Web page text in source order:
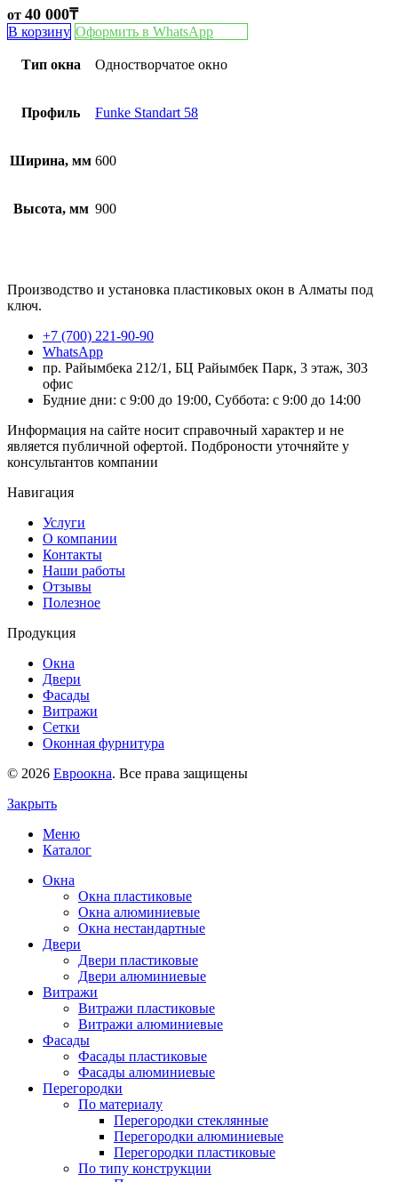
от 40 000₸
В корзину Оформить в WhatsApp
Тип окна Одностворчатое окно
Профиль Funke Standart 58
Ширина, мм 600
Высота, мм 900
Производство и установка пластиковых окон в Алматы под
ключ.
+7 (700) 221-90-90
WhatsApp
пр. Райымбека 212/1, БЦ Райымбек Парк, 3 этаж, 303
офис
Будние дни: с 9:00 до 19:00, Суббота: с 9:00 до 14:00
Информация на сайте носит справочный характер и не
является публичной офертой. Подброности уточняйте у
консультантов компании
Навигация
Услуги
О компании
Контакты
Наши работы
Отзывы
Полезное
Продукция
Окна
Двери
Фасады
Витражи
Сетки
Оконная фурнитура
© 2026 Евроокна. Все права защищены
Закрыть
Меню
Каталог
Окна
Окна пластиковые
Окна алюминиевые
Окна нестандартные
Двери
Двери пластиковые
Двери алюминиевые
Витражи
Витражи пластиковые
Витражи алюминиевые
Фасады
Фасады пластиковые
Фасады алюминиевые
Перегородки
По материалу
Перегородки стеклянные
Перегородки алюминиевые
Перегородки пластиковые
По типу конструкции